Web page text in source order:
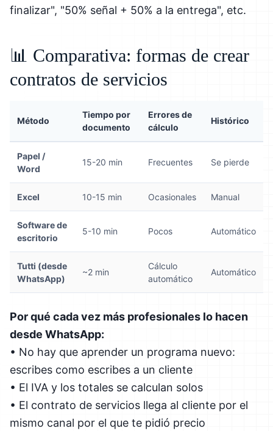
finalizar", "50% señal + 50% a la entrega", etc.
📊 Comparativa: formas de crear
contratos de servicios
Método
Tiempo por
documento
Errores de
cálculo
Histórico
Papel /
Word
15-20 min Frecuentes Se pierde
Excel 10-15 min Ocasionales Manual
Software de
escritorio
5-10 min Pocos Automático
Tutti (desde
WhatsApp)
~2 min
Cálculo
automático
Automático
Por qué cada vez más profesionales lo hacen
desde WhatsApp:
• No hay que aprender un programa nuevo:
escribes como escribes a un cliente
• El IVA y los totales se calculan solos
• El contrato de servicios llega al cliente por el
mismo canal por el que te pidió precio